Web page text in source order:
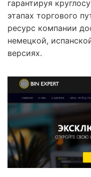
гарантируя
этапах торгового
ресурс компании
немецкой,
версиях.